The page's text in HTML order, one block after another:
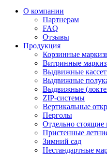
О компании
Партнерам
FAQ
Отзывы
Продукция
Корзинные
Витринные
Выдвижные
Выдвижные
Выдвижные
ZIP-системы
Вертикальные
Перголы
Отдельно стоящие
Пристенные
Зимний сад
Нестандартные